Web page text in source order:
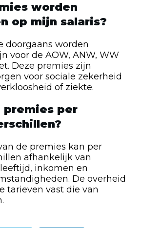
worden
op mijn salaris?
doorgaans worden
voor de AOW, ANW, WW
Deze premies zijn
voor sociale zekerheid
of ziekte.
premies per
de premies kan per
afhankelijk van
inkomen en
De overheid
tarieven vast die van